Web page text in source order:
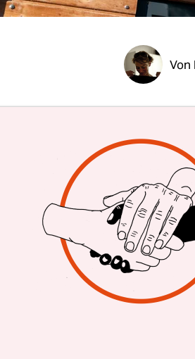
genossenschaft
Von
Loué
Draußen:
Einmal
kurze,
Hügeln
Sees. Von
auf die